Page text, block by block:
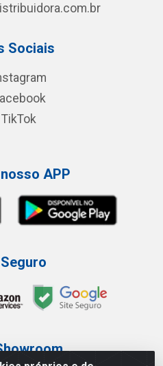
Sociais
TikTok
APP